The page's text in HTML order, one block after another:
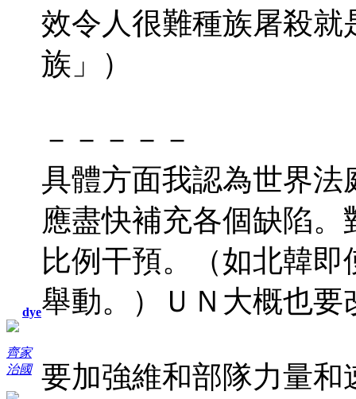
dye
齊家
治國
效令人很難種族屠殺
族」）
－－－－－
具體方面我認為世界
應盡快補充各個缺陷
比例干預。（如北韓
舉動。）ＵＮ大概也
要加強維和部隊力量